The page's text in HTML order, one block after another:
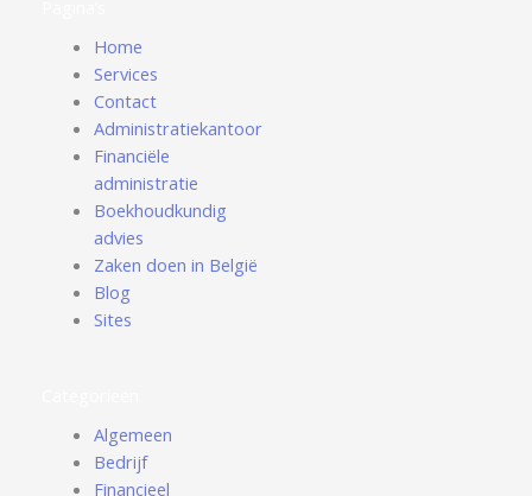
Home
Services
Contact
Administratiekantoor
Financiële
administratie
Boekhoudkundig
advies
Zaken doen in België
Blog
Sites
Algemeen
Bedrijf
Financieel